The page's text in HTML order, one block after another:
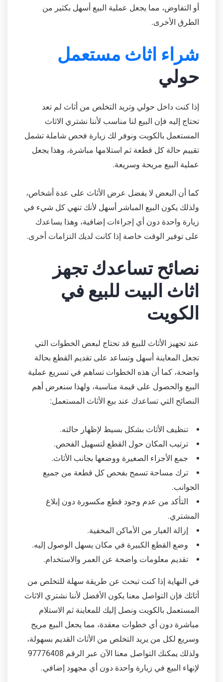
أو التفاوض، مما يجعل عملية البيع أسهل بكثير من
الطرق الأخرى.
شراء اثاث مستعمل
حولي
إذا كنت داخل حولي وتريد التخلص من أثاث لم تعد
تحتاج إليه فإن البيع لنا مناسب لأننا نشتري الاثاث
المستعمل بالكويت ونوفر لك زيارة فحص شاملة تشمل
تقييم حالة كل قطعة ثم استلامها مباشرة، وهذا يجعل
عملية البيع مريحة وسريعة.
كما أن البعض لا يفضل عرض الأثاث على عدة أشخاص،
ولذلك يكون البيع المباشر أسهل لأنك تنهي كل شيء في
زيارة واحدة دون أي إجراءات إضافية، وهذا يساعدك
على توفير الوقت خاصة إذا كانت لديك التزامات أخرى.
نصائح تساعدك تجهز
اثاث البيت للبيع في
الكويت
عند تجهيز الأثاث للبيع قد تحتاج لبعض الخطوات التي
تجعل المعاينة أسهل وتساعد على تقديم القطع بحالة
واضحة، كما أن هذه الخطوات تساهم في تسريع عملية
البيع والحصول على قيمة مناسبة، ولهذا سنعرض أهم
النصائح التي تساعدك عند بيع الأثاث المستعمل:
تنظيف الأثاث بشكل بسيط لإظهار حالته.
ترتيب المكان حول القطع لتسهيل الفحص.
جمع الأجزاء الصغيرة ووضعها بجانب الأثاث.
ترك مساحة تسمح بفحص كل قطعة من جميع
الجوانب.
التأكد من عدم وجود قطع مكسورة دون إبلاغ
المشتري.
إزالة الغبار من الأماكن المخفية.
وضع القطع الكبيرة في مكان يسهل الوصول إليه.
تقديم معلومات واضحة عن العمر والاستخدام.
في النهاية إذا كنت تبحث عن طريقة سهلة للتخلص من
أثاثك فإن التواصل معنا يكون الأفضل لأننا نشتري الاثاث
المستعمل بالكويت ونصل إليك للمعاينة ثم الاستلام
مباشرة دون أي خطوات معقدة، مما يجعل البيع مريح
وسريع لكل من يريد التخلص من الأثاث القديم بسهولة،
ولذلك يمكنك التواصل معنا الآن عبر الرقم 97776408
لإنهاء البيع في زيارة واحدة دون أي مجهود إضافي.